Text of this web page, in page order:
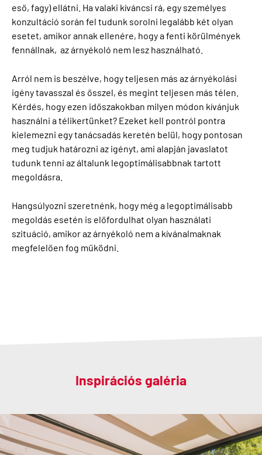
eső, fagy) ellátni. Ha valaki kíváncsi rá, egy személyes
konzultáció során fel tudunk sorolni legalább két olyan
esetet, amikor annak ellenére, hogy a fenti körülmények
fennállnak, az árnyékoló nem lesz használható.
Arról nem is beszélve, hogy teljesen más az árnyékolási
igény tavasszal és ősszel, és megint teljesen más télen.
Kérdés, hogy ezen időszakokban milyen módon kívánjuk
használni a télikertünket? Ezeket kell pontról pontra
kielemezni egy tanácsadás keretén belül, hogy pontosan
meg tudjuk határozni az igényt, ami alapján javaslatot
tudunk tenni az általunk legoptimálisabbnak tartott
megoldásra.
Hangsúlyozni szeretnénk, hogy még a legoptimálisabb
megoldás esetén is előfordulhat olyan használati
szituáció, amikor az árnyékoló nem a kívánalmaknak
megfelelően fog működni.
Inspirációs galéria